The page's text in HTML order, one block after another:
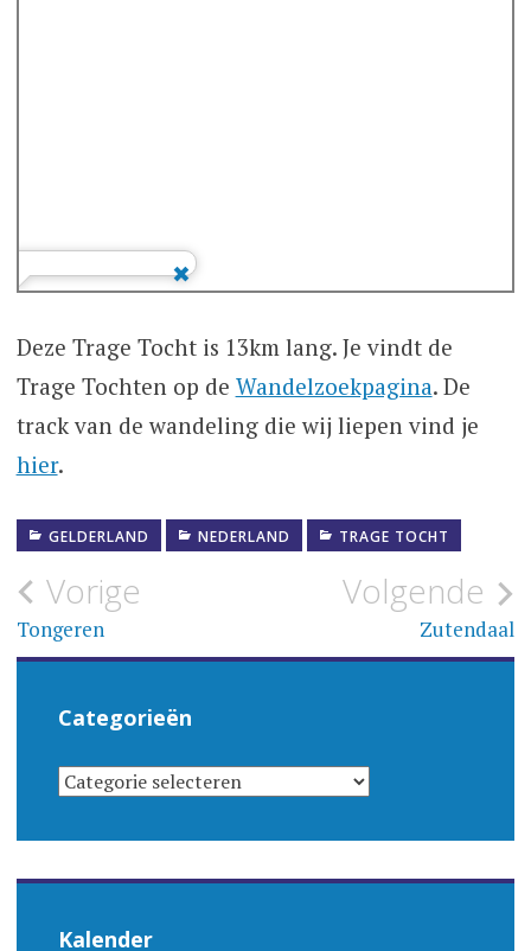
Deze Trage Tocht is 13km lang. Je vindt de
Trage Tochten op de Wandelzoekpagina. De
track van de wandeling die wij liepen vind je
hier.
GELDERLAND NEDERLAND TRAGE TOCHT
Bericht
navigatie
Vorige
Tongeren
Volgende
Zutendaal
Categorieën
CATEGORIEËN
Kalender